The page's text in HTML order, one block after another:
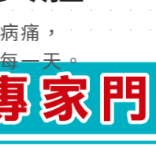
痛，
一天。
痛，
一天。
痛，
一天。
痛，
一天。